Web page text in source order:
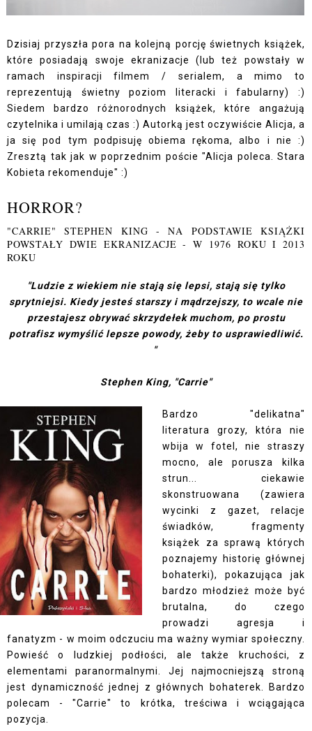
Dzisiaj przyszła pora na kolejną porcję świetnych książek,
które posiadają swoje ekranizacje (lub też powstały w
ramach inspiracji filmem / serialem, a mimo to
reprezentują świetny poziom literacki i fabularny) :)
Siedem bardzo różnorodnych książek, które angażują
czytelnika i umilają czas :) Autorką jest oczywiście Alicja, a
ja się pod tym podpisuję obiema rękoma, albo i nie :)
Zresztą tak jak w poprzednim poście "Alicja poleca. Stara
Kobieta rekomenduje" :)
HORROR?
"CARRIE" STEPHEN KING - NA PODSTAWIE KSIĄŻKI
POWSTAŁY DWIE EKRANIZACJE - W 1976 ROKU I 2013
ROKU
"Ludzie z wiekiem nie stają się lepsi, stają się tylko
sprytniejsi. Kiedy jesteś starszy i mądrzejszy, to wcale nie
przestajesz obrywać skrzydełek muchom, po prostu
potrafisz wymyślić lepsze powody, żeby to usprawiedliwić.
"
Stephen King, "Carrie"
Bardzo "delikatna"
literatura grozy, która nie
wbija w fotel, nie straszy
mocno, ale porusza kilka
strun... ciekawie
skonstruowana (zawiera
wycinki z gazet, relacje
świadków, fragmenty
książek za sprawą których
poznajemy historię głównej
bohaterki), pokazująca jak
bardzo młodzież może być
brutalna, do czego
prowadzi agresja i
fanatyzm - w moim odczuciu ma ważny wymiar społeczny.
Powieść o ludzkiej podłości, ale także kruchości, z
elementami paranormalnymi. Jej najmocniejszą stroną
jest dynamiczność jednej z głównych bohaterek. Bardzo
polecam - "Carrie" to krótka, treściwa i wciągająca
pozycja.